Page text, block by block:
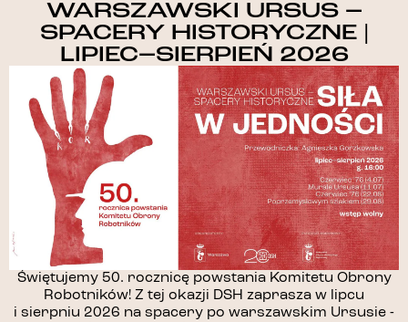
WARSZAWSKI URSUS –
SPACERY HISTORYCZNE |
LIPIEC–SIERPIEŃ 2026
Świętujemy 50. rocznicę powstania Komitetu Obrony
Robotników! Z tej okazji DSH zaprasza w lipcu
i sierpniu 2026 na spacery po warszawskim Ursusie -